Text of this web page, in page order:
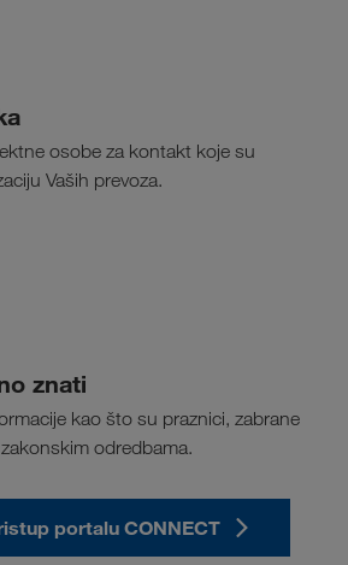
osobe za kontakt koje su
Vaših prevoza.
znati
kao što su praznici, zabrane
odredbama.
portalu CONNECT